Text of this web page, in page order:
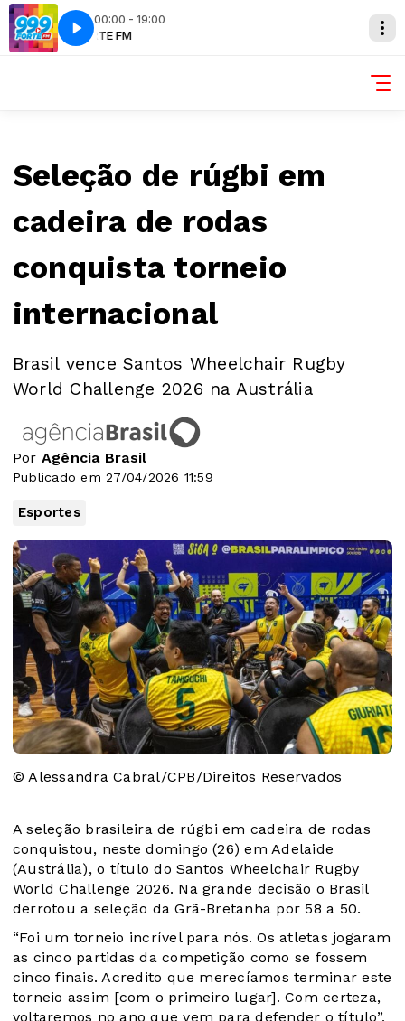
00:00 - 19:00
FORTE FM
Seleção de rúgbi em
cadeira de rodas
conquista torneio
internacional
Brasil vence Santos Wheelchair Rugby
World Challenge 2026 na Austrália
Por Agência Brasil
Publicado em 27/04/2026 11:59
Esportes
© Alessandra Cabral/CPB/Direitos Reservados
A seleção brasileira de rúgbi em cadeira de rodas
conquistou, neste domingo (26) em Adelaide
(Austrália), o título do Santos Wheelchair Rugby
World Challenge 2026. Na grande decisão o Brasil
derrotou a seleção da Grã-Bretanha por 58 a 50.
“Foi um torneio incrível para nós. Os atletas jogaram
as cinco partidas da competição como se fossem
cinco finais. Acredito que merecíamos terminar este
torneio assim [com o primeiro lugar]. Com certeza,
voltaremos no ano que vem para defender o título”,